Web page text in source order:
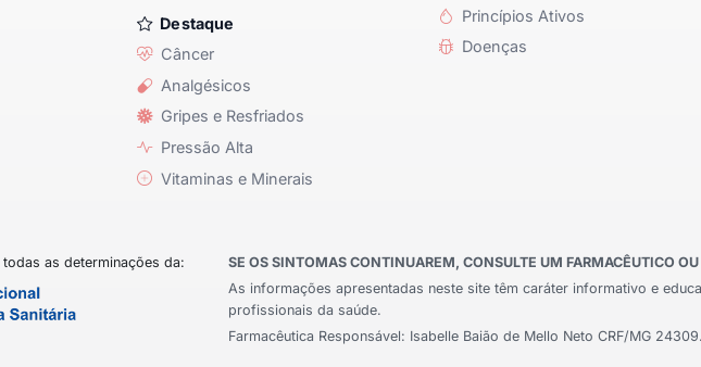
Destaque
Câncer
Analgésicos
Gripes e Resfriados
Pressão Alta
Vitaminas e Minerais
Princípios Ativos
Doenças
as determinações da:
SE OS SINTOMAS CONTINUAREM, CONSULTE UM FARMACÊUTICO
As informações apresentadas neste site têm caráter informativo e
profissionais da saúde.
Farmacêutica Responsável: Isabelle Baião de Mello Neto CRF/MG 24309.